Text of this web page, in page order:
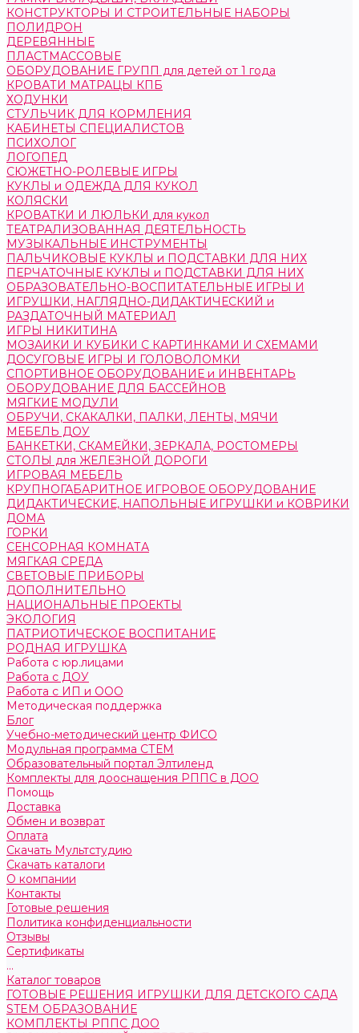
КОНСТРУКТОРЫ И СТРОИТЕЛЬНЫЕ НАБОРЫ
ПОЛИДРОН
ДЕРЕВЯННЫЕ
ПЛАСТМАССОВЫЕ
ОБОРУДОВАНИЕ ГРУПП для детей от 1 года
КРОВАТИ МАТРАЦЫ КПБ
ХОДУНКИ
СТУЛЬЧИК ДЛЯ КОРМЛЕНИЯ
КАБИНЕТЫ СПЕЦИАЛИСТОВ
ПСИХОЛОГ
ЛОГОПЕД
СЮЖЕТНО-РОЛЕВЫЕ ИГРЫ
КУКЛЫ и ОДЕЖДА ДЛЯ КУКОЛ
КОЛЯСКИ
КРОВАТКИ И ЛЮЛЬКИ для кукол
ТЕАТРАЛИЗОВАННАЯ ДЕЯТЕЛЬНОСТЬ
МУЗЫКАЛЬНЫЕ ИНСТРУМЕНТЫ
ПАЛЬЧИКОВЫЕ КУКЛЫ и ПОДСТАВКИ ДЛЯ НИХ
ПЕРЧАТОЧНЫЕ КУКЛЫ и ПОДСТАВКИ ДЛЯ НИХ
ОБРАЗОВАТЕЛЬНО-ВОСПИТАТЕЛЬНЫЕ ИГРЫ И
ИГРУШКИ, НАГЛЯДНО-ДИДАКТИЧЕСКИЙ и
РАЗДАТОЧНЫЙ МАТЕРИАЛ
ИГРЫ НИКИТИНА
МОЗАИКИ И КУБИКИ С КАРТИНКАМИ И СХЕМАМИ
ДОСУГОВЫЕ ИГРЫ И ГОЛОВОЛОМКИ
СПОРТИВНОЕ ОБОРУДОВАНИЕ и ИНВЕНТАРЬ
ОБОРУДОВАНИЕ ДЛЯ БАССЕЙНОВ
МЯГКИЕ МОДУЛИ
ОБРУЧИ, СКАКАЛКИ, ПАЛКИ, ЛЕНТЫ, МЯЧИ
МЕБЕЛЬ ДОУ
БАНКЕТКИ, СКАМЕЙКИ, ЗЕРКАЛА, РОСТОМЕРЫ
СТОЛЫ для ЖЕЛЕЗНОЙ ДОРОГИ
ИГРОВАЯ МЕБЕЛЬ
КРУПНОГАБАРИТНОЕ ИГРОВОЕ ОБОРУДОВАНИЕ
ДИДАКТИЧЕСКИЕ, НАПОЛЬНЫЕ ИГРУШКИ и КОВРИКИ
ДОМА
ГОРКИ
СЕНСОРНАЯ КОМНАТА
МЯГКАЯ СРЕДА
СВЕТОВЫЕ ПРИБОРЫ
ДОПОЛНИТЕЛЬНО
НАЦИОНАЛЬНЫЕ ПРОЕКТЫ
ЭКОЛОГИЯ
ПАТРИОТИЧЕСКОЕ ВОСПИТАНИЕ
РОДНАЯ ИГРУШКА
Работа с юр.лицами
Работа с ДОУ
Работа с ИП и ООО
Методическая поддержка
Блог
Учебно-методический центр ФИСО
Модульная программа СТЕМ
Образовательный портал Элтиленд
Комплекты для дооснащения РППС в ДОО
Помощь
Доставка
Обмен и возврат
Оплата
Скачать Мультстудию
Скачать каталоги
О компании
Контакты
Готовые решения
Политика конфиденциальности
Отзывы
Сертификаты
...
Каталог товаров
ГОТОВЫЕ РЕШЕНИЯ ИГРУШКИ ДЛЯ ДЕТСКОГО САДА
STEM ОБРАЗОВАНИЕ
КОМПЛЕКТЫ РППС ДОО